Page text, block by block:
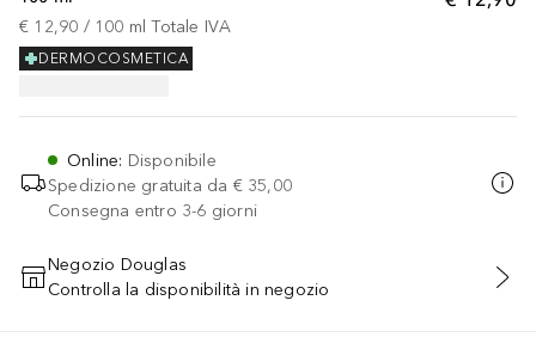
€ 12,90 / 100 ml Totale IVA
DERMOCOSMETICA
Online: Disponibile
Spedizione gratuita da € 35,00
Consegna entro 3-6 giorni
AGGIUNGI AL CARRELLO
Negozio Douglas
Controlla la disponibilità in negozio